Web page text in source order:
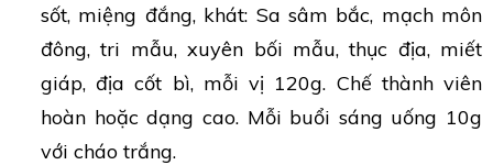
sốt, miệng đắng, khát: Sa sâm bắc, mạch môn
đông, tri mẫu, xuyên bối mẫu, thục địa, miết
giáp, địa cốt bì, mỗi vị 120g. Chế thành viên
hoàn hoặc dạng cao. Mỗi buổi sáng uống 10g
với cháo trắng.